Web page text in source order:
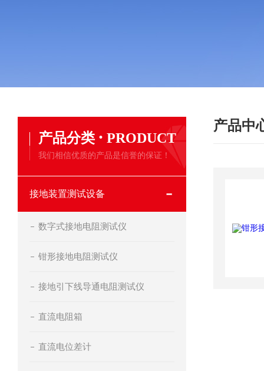
产品分类 · PRODUCT
我们相信优质的产品是信誉的保证！
接地装置测试设备
数字式接地电阻测试仪
钳形接地电阻测试仪
接地引下线导通电阻测试仪
直流电阻箱
直流电位差计
产品中